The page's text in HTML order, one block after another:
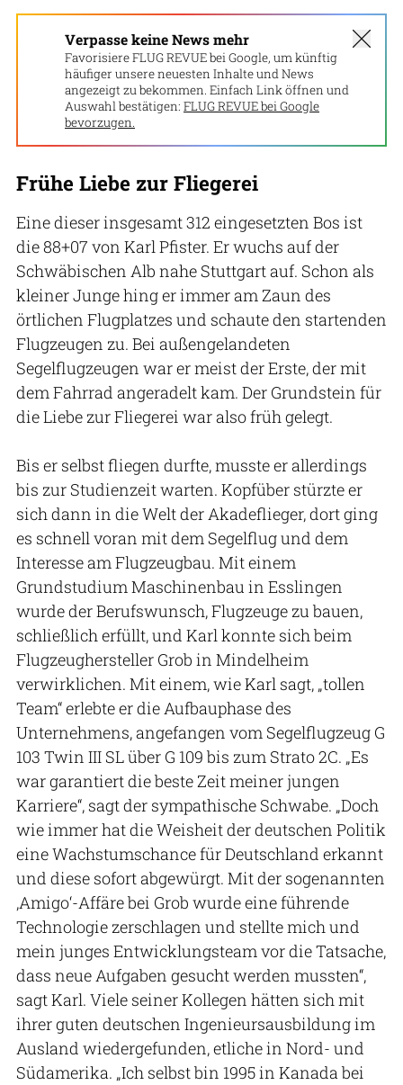
Verpasse keine News mehr
Favorisiere FLUG REVUE bei Google, um künftig
häufiger unsere neuesten Inhalte und News
angezeigt zu bekommen. Einfach Link öffnen und
Auswahl bestätigen: FLUG REVUE bei Google
bevorzugen.
Frühe Liebe zur Fliegerei
Eine dieser insgesamt 312 eingesetzten Bos ist
die 88+07 von Karl Pfister. Er wuchs auf der
Schwäbischen Alb nahe Stuttgart auf. Schon als
kleiner Junge hing er immer am Zaun des
örtlichen Flugplatzes und schaute den startenden
Flugzeugen zu. Bei außen­gelandeten
Segelflugzeugen war er meist der Erste, der mit
dem Fahrrad angeradelt kam. Der Grundstein für
die Liebe zur Fliegerei war also früh gelegt.
Bis er selbst fliegen durfte, musste er allerdings
bis zur Studienzeit warten. Kopfüber stürzte er
sich dann in die Welt der Akadeflieger, dort ging
es schnell voran mit dem Segelflug und dem
Interesse am Flugzeugbau. Mit einem
Grundstudium Maschinenbau in Esslingen
wurde der Berufswunsch, Flugzeuge zu bauen,
schließlich erfüllt, und Karl konnte sich beim
Flugzeughersteller Grob in Mindelheim
verwirklichen. Mit einem, wie Karl sagt, „tollen
Team“ erlebte er die Aufbauphase des
Unternehmens, angefangen vom Segelflugzeug G
103 Twin III SL über G 109 bis zum Strato 2C. „Es
war garantiert die beste Zeit meiner jungen
Karriere“, sagt der sympathische Schwabe. „Doch
wie immer hat die Weisheit der deutschen Politik
eine Wachstumschance für Deutschland erkannt
und diese sofort abgewürgt. Mit der sogenannten
‚Amigo‘-Affäre bei Grob wurde eine führende
Technologie zerschlagen und stellte mich und
mein junges Entwicklungs­team vor die Tatsache,
dass neue Aufgaben gesucht werden mussten“,
sagt Karl. Viele seiner Kollegen hätten sich mit
ihrer guten deutschen Ingenieursausbildung im
Ausland wiedergefunden, etliche in Nord- und
Südamerika. „Ich selbst bin 1995 in Kanada bei